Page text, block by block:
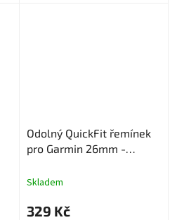
Odolný QuickFit řemínek
pro Garmin 26mm -
Skladem
329 Kč